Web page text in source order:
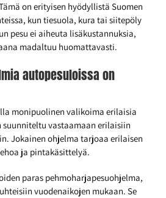
on erityisen hyödyllistä Suomen
kun tiesuola, kura tai siitepöly
pesu ei aiheuta lisäkustannuksia,
madaltuu huomattavasti.
autopesuloissa on
monipuolinen valikoima erilaisia
suunniteltu vastaamaan erilaisiin
Jokainen ohjelma tarjoaa erilaisen
ja pintakäsittelyä.
paras pehmoharjapesuohjelma,
vuodenaikojen mukaan. Se